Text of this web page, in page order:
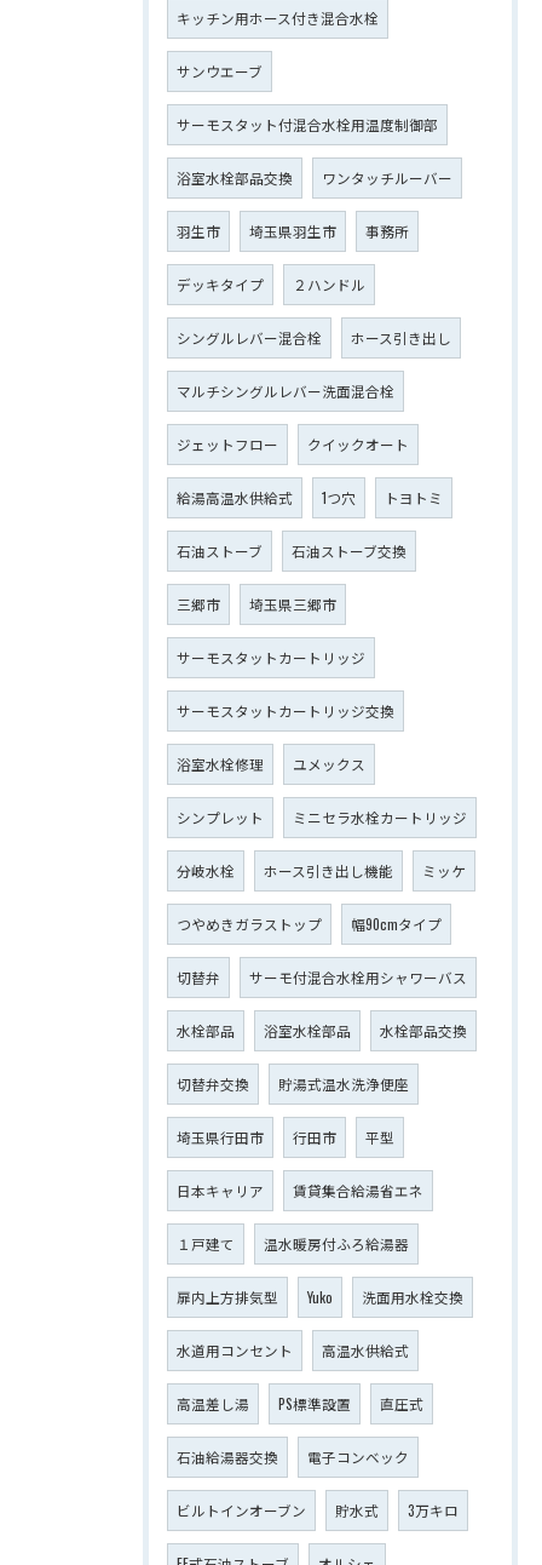
キッチン用ホース付き混合水栓
サンウエーブ
サーモスタット付混合水栓用温度制御部
浴室水栓部品交換 ワンタッチルーバー
羽生市 埼玉県羽生市 事務所
デッキタイプ ２ハンドル
シングルレバー混合栓 ホース引き出し
マルチシングルレバー洗面混合栓
ジェットフロー クイックオート
給湯高温水供給式 1つ穴 トヨトミ
石油ストーブ 石油ストーブ交換
三郷市 埼玉県三郷市
サーモスタットカートリッジ
サーモスタットカートリッジ交換
浴室水栓修理 ユメックス
シンプレット ミニセラ水栓カートリッジ
分岐水栓 ホース引き出し機能 ミッケ
つやめきガラストップ 幅90cmタイプ
切替弁 サーモ付混合水栓用シャワーバス
水栓部品 浴室水栓部品 水栓部品交換
切替弁交換 貯湯式温水洗浄便座
埼玉県行田市 行田市 平型
日本キャリア 賃貸集合給湯省エネ
１戸建て 温水暖房付ふろ給湯器
扉内上方排気型 Yuko 洗面用水栓交換
水道用コンセント 高温水供給式
高温差し湯 PS標準設置 直圧式
石油給湯器交換 電子コンベック
ビルトインオーブン 貯水式 3万キロ